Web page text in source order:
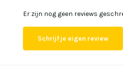
Er zijn nog geen reviews
Schrijf je eigen review